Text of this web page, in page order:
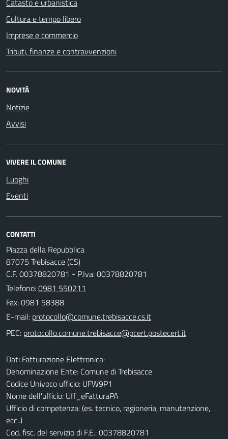
Cultura e tempo libero
Imprese e commercio
Tributi, finanze e contravvenzioni
NOVITÀ
Notizie
Avvisi
VIVERE IL COMUNE
Luoghi
Eventi
CONTATTI
Piazza della Repubblica
87075 Trebisacce (CS)
C.F. 00378820781 - P.Iva: 00378820781
Telefono:0981 550211
Fax: 0981 58388
E-mail:
PEC:
Dati Fatturazione Elettronica:
Denominazione Ente: Comune di Trebisacce
Codice Univoco ufficio: UFW9P1
Nome dell'ufficio: Uff_eFatturaPA
Ufficio di competenza: (es. tecnico, ragioneria, manutenzione,
ecc..)
Cod. fisc. del servizio di F.E.: 00378820781